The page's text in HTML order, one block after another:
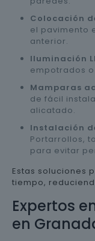
Colocación
el pavimento
anterior.
Iluminación
empotrados o
Mamparas
de fácil
alicatado.
Instalación
Portarrollos,
para evitar
Estas soluciones
tiempo,
Expertos
en